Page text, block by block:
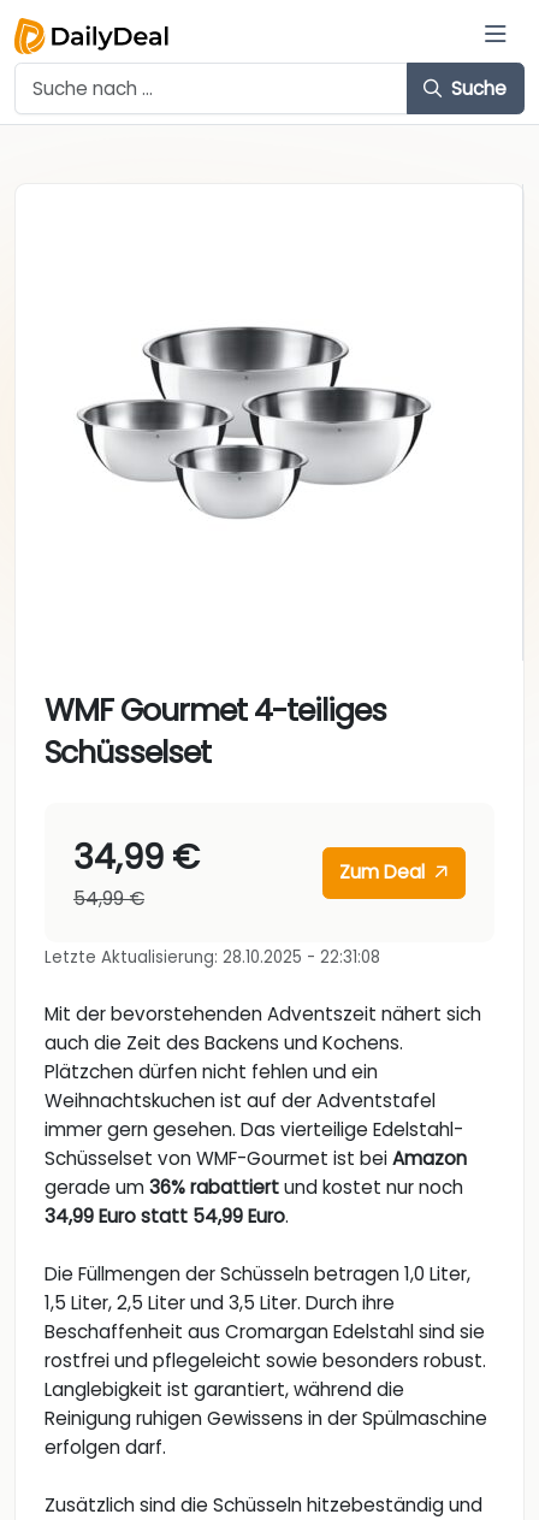
Suche
WMF Gourmet 4-teiliges
Schüsselset
34,99 €
54,99 €
Zum Deal
Letzte Aktualisierung: 28.10.2025 - 22:31:08
Mit der bevorstehenden Adventszeit nähert sich
auch die Zeit des Backens und Kochens.
Plätzchen dürfen nicht fehlen und ein
Weihnachtskuchen ist auf der Adventstafel
immer gern gesehen. Das vierteilige Edelstahl-
Schüsselset von WMF-Gourmet ist beiAmazon
gerade um36% rabattiertund kostet nur noch
34,99 Euro statt 54,99 Euro.
Die Füllmengen der Schüsseln betragen 1,0 Liter,
1,5 Liter, 2,5 Liter und 3,5 Liter. Durch ihre
Beschaffenheit aus Cromargan Edelstahl sind sie
rostfrei und pflegeleicht sowie besonders robust.
Langlebigkeit ist garantiert, während die
Reinigung ruhigen Gewissens in der Spülmaschine
erfolgen darf.
Zusätzlich sind die Schüsseln hitzebeständig und